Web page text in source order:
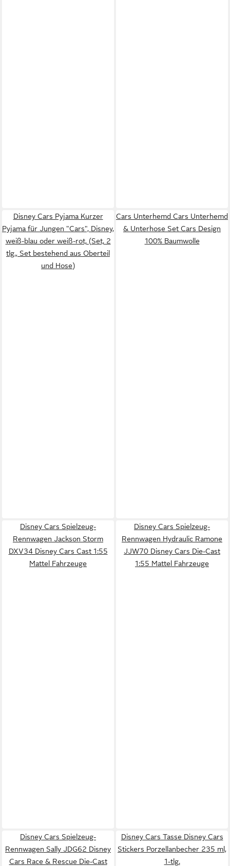
Disney Cars Pyjama Kurzer
Pyjama für Jungen "Cars", Disney,
weiß-blau oder weiß-rot, (Set, 2
tlg., Set bestehend aus Oberteil
und Hose)
Cars Unterhemd Cars Unterhemd
& Unterhose Set Cars Design
100% Baumwolle
Disney Cars Spielzeug-
Rennwagen Jackson Storm
DXV34 Disney Cars Cast 1:55
Mattel Fahrzeuge
Disney Cars Spielzeug-
Rennwagen Hydraulic Ramone
JJW70 Disney Cars Die-Cast
1:55 Mattel Fahrzeuge
Disney Cars Spielzeug-
Rennwagen Sally JDG62 Disney
Cars Race & Rescue Die-Cast
Disney Cars Tasse Disney Cars
Stickers Porzellanbecher 235 ml,
1-tlg.